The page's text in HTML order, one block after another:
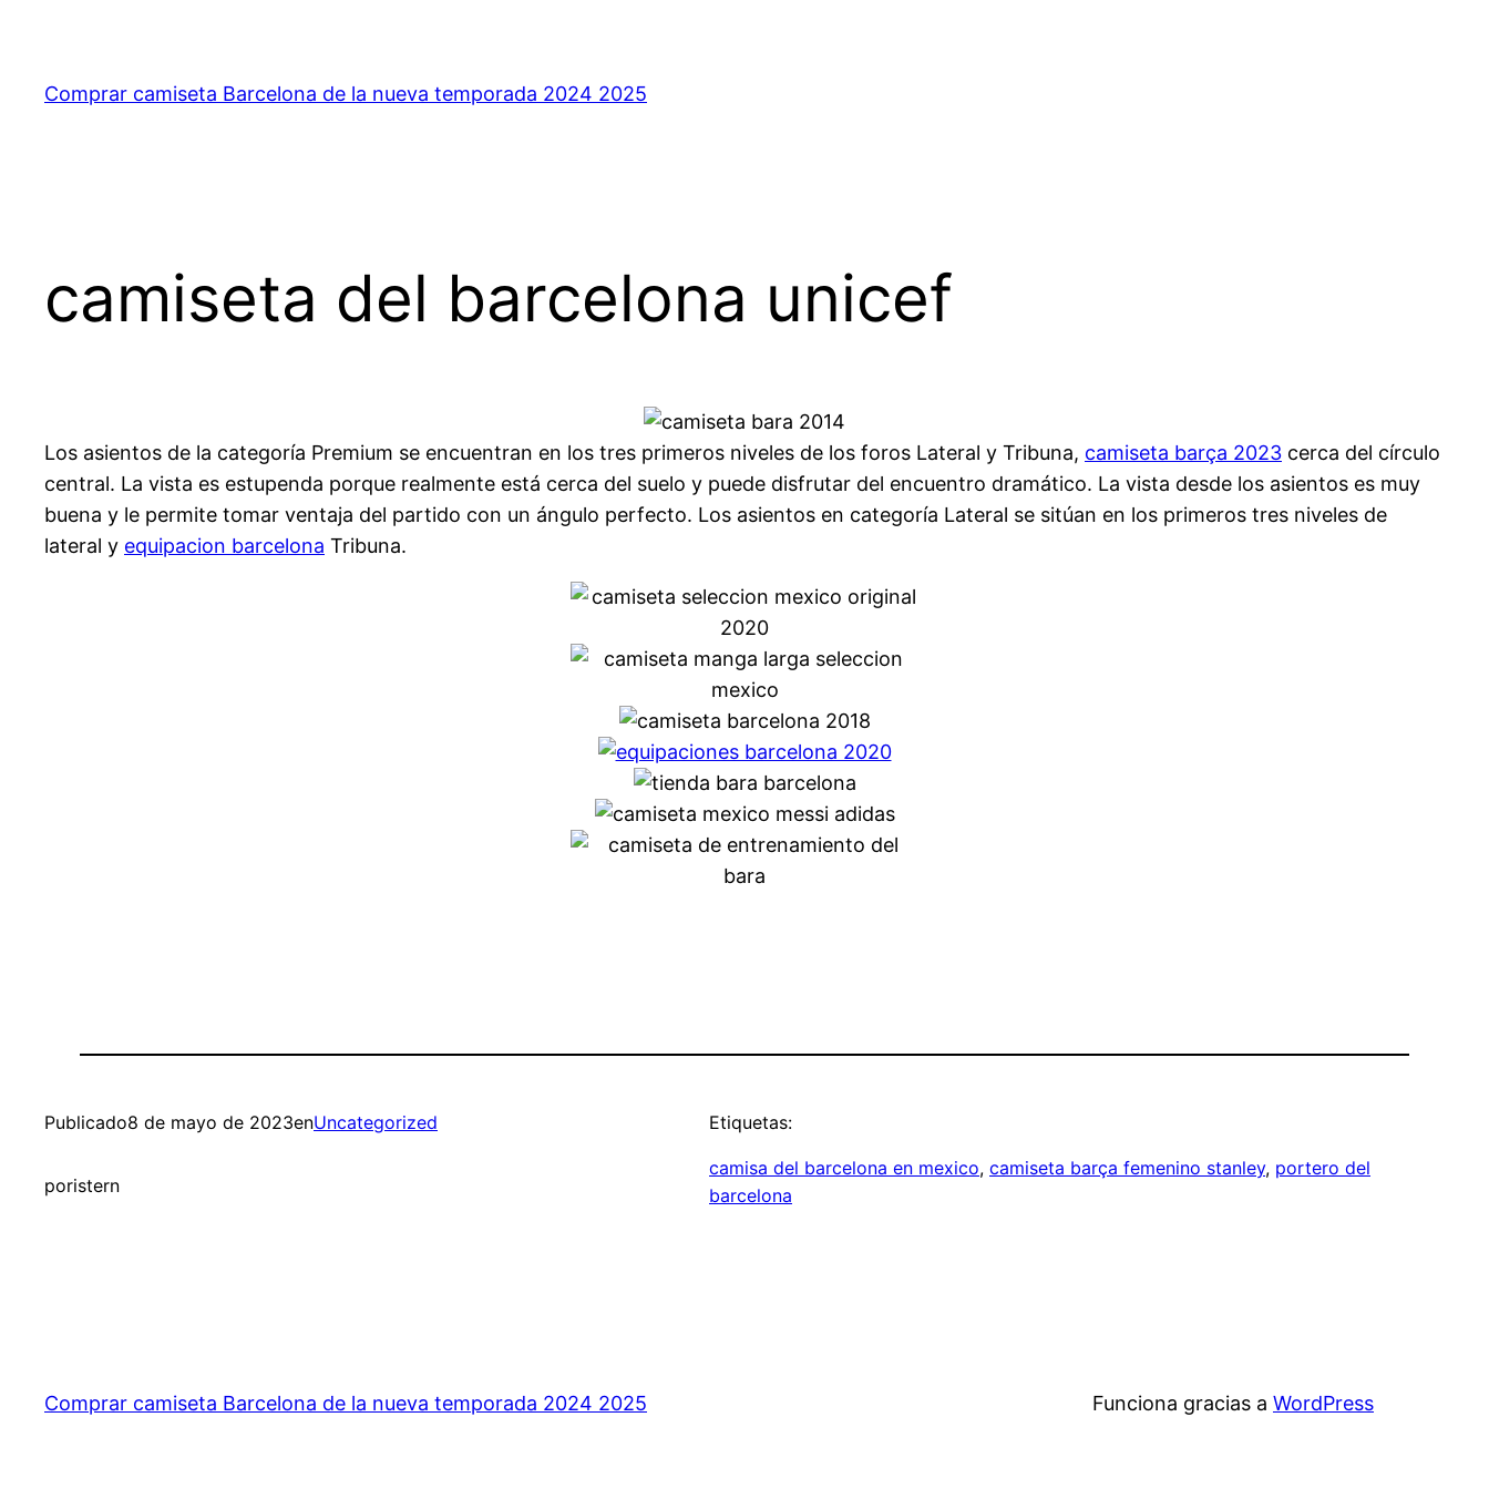
contenido
Comprar camiseta Barcelona de la nueva temporada 2024 2025
camiseta del barcelona unicef
Los asientos de la categoría Premium se encuentran en los tres primeros niveles de los foros Lateral y Tribuna, camiseta barça 2023 cerca del círculo
central. La vista es estupenda porque realmente está cerca del suelo y puede disfrutar del encuentro dramático. La vista desde los asientos es muy
buena y le permite tomar ventaja del partido con un ángulo perfecto. Los asientos en categoría Lateral se sitúan en los primeros tres niveles de
lateral y equipacion barcelona Tribuna.
Publicado8 de mayo de 2023enUncategorized
poristern
Etiquetas:
camisa del barcelona en mexico, camiseta barça femenino stanley, portero del
barcelona
Comprar camiseta Barcelona de la nueva temporada 2024 2025 Funciona gracias a WordPress